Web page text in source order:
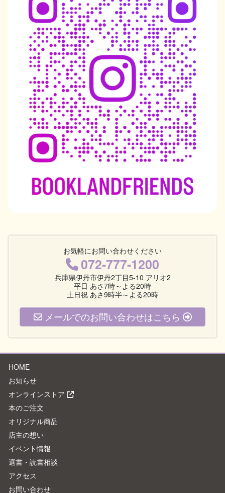
お気軽にお問い合わせください
072-777-1200
兵庫県伊丹市伊丹2丁目5-10 アリオ2
平日 あさ7時～よる20時
土日祝 あさ9時半～よる20時
メールでのお問い合わせはこちら
HOME
お知らせ
オンラインストア
本のご注文
オリジナル商品
店主の想い
イベント情報
選書・読書相談
アクセス
お問い合わせ